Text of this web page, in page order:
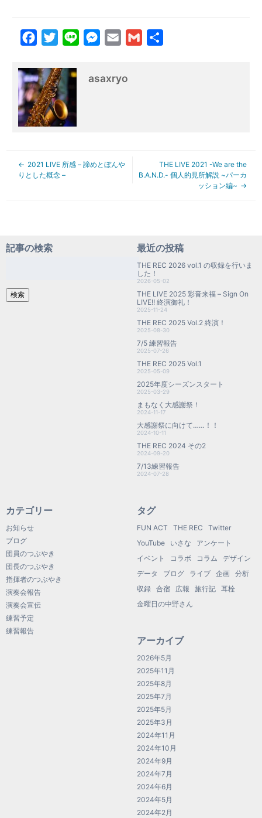
FacebookTwitterLine Messenger
Email Gmail
asaxryo
2021 LIVE 所感 – 諦めとぼんや
りとした概念 –
THE LIVE 2021 -We are the
B.A.N.D.- 個人的見所解説 ~パーカ
ッション編~
記事の検索
検索
最近の投稿
THE REC 2026 vol.1 の収録を行いま
した！
2026-05-02
THE LIVE 2025 彩音来福 – Sign On
LIVE!! 終演御礼！
2025-11-24
THE REC 2025 Vol.2 終演！
2025-08-30
7/5 練習報告
2025-07-26
THE REC 2025 Vol.1
2025-05-09
2025年度シーズンスタート
2025-03-29
まもなく大感謝祭！
2024-11-17
大感謝祭に向けて……！！
2024-10-11
THE REC 2024 その2
2024-09-20
7/13練習報告
2024-07-28
カテゴリー
お知らせ
ブログ
団員のつぶやき
団長のつぶやき
指揮者のつぶやき
演奏会報告
演奏会宣伝
練習予定
練習報告
タグ
FUN ACT THE REC
Twitter
YouTube
いさな
アンケート
イベント
コラボ コラム
デザイン
データ
ブログ ライブ 企画
分析
収録
合宿 広報 旅行記
耳栓
金曜日の中野さん
アーカイブ
2026年5月
2025年11月
2025年8月
2025年7月
2025年5月
2025年3月
2024年11月
2024年10月
2024年9月
2024年7月
2024年6月
2024年5月
2024年2月